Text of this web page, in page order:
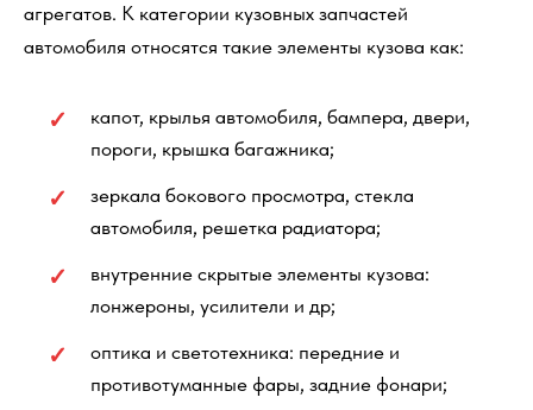
агрегатов. К категории кузовных запчастей
автомобиля относятся такие элементы кузова как:
капот, крылья автомобиля, бампера, двери,
пороги, крышка багажника;
зеркала бокового просмотра, стекла
автомобиля, решетка радиатора;
внутренние скрытые элементы кузова:
лонжероны, усилители и др;
оптика и светотехника: передние и
противотуманные фары, задние фонари;